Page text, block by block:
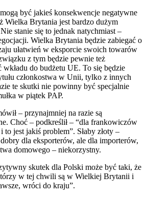
być jakieś konsekwencje negatywne
Wielka Brytania jest bardzo dużym
stanie się to jednak natychmiast –
Wielka Brytania będzie zabiegać o
ułatwień w eksporcie swoich towarów
z tym będzie pewnie też
wkładu do budżetu UE. To się będzie
członkostwa w Unii, tylko z innych
te skutki nie powinny być specjalnie
w piątek PAP.
– przynajmniej na razie są
Choć – podkreślił – “dla frankowiczów
to jest jakiś problem”. Słaby złoty –
dla eksporterów, ale dla importerów,
domowego – niekorzystny.
skutek dla Polski może być taki, że
w tej chwili są w Wielkiej Brytanii i
wróci do kraju”.